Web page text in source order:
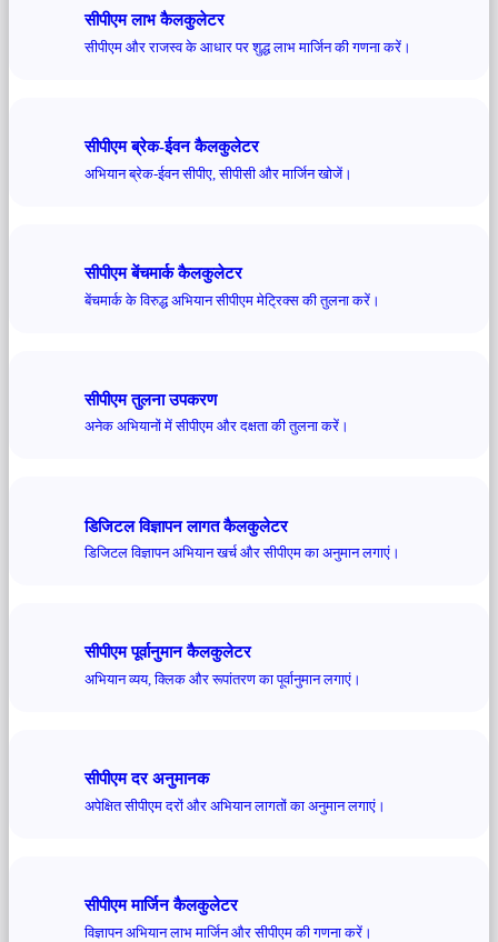
सीपीएम लाभ कैलकुलेटर
सीपीएम और राजस्व के आधार पर शुद्ध लाभ मार्जिन की गणना करें।
सीपीएम ब्रेक-ईवन कैलकुलेटर
अभियान ब्रेक-ईवन सीपीए, सीपीसी और मार्जिन खोजें।
सीपीएम बेंचमार्क कैलकुलेटर
बेंचमार्क के विरुद्ध अभियान सीपीएम मेट्रिक्स की तुलना करें।
सीपीएम तुलना उपकरण
अनेक अभियानों में सीपीएम और दक्षता की तुलना करें।
डिजिटल विज्ञापन लागत कैलकुलेटर
डिजिटल विज्ञापन अभियान खर्च और सीपीएम का अनुमान लगाएं।
सीपीएम पूर्वानुमान कैलकुलेटर
अभियान व्यय, क्लिक और रूपांतरण का पूर्वानुमान लगाएं।
सीपीएम दर अनुमानक
अपेक्षित सीपीएम दरों और अभियान लागतों का अनुमान लगाएं।
सीपीएम मार्जिन कैलकुलेटर
विज्ञापन अभियान लाभ मार्जिन और सीपीएम की गणना करें।